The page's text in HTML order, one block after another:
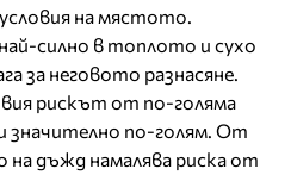
на мястото.
силно в топлото и сухо
за неговото разнасяне.
рискът от по-голяма
значително по-голям. От
на дъжд намалява риска от